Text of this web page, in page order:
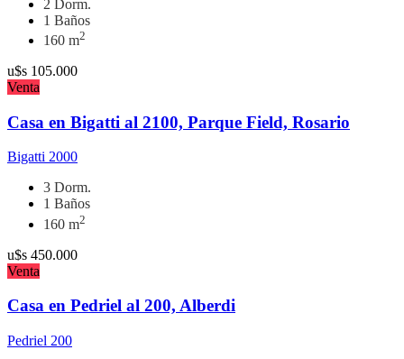
2 Dorm.
1 Baños
160 m2
u$s 105.000
Venta
Casa en Bigatti al 2100, Parque Field, Rosario
Bigatti 2000
3 Dorm.
1 Baños
160 m2
u$s 450.000
Venta
Casa en Pedriel al 200, Alberdi
Pedriel 200